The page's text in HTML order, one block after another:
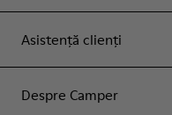
Asistență clienți
Despre Camper